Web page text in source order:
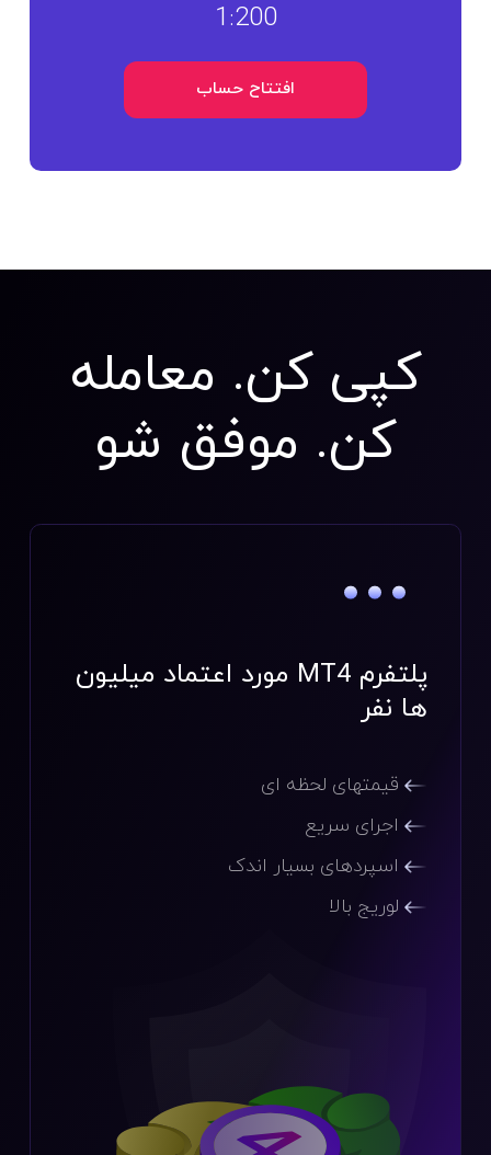
1:200
افتتاح حساب
کپی کن. معامله
کن. موفق شو
پلتفرم MT4
مورد اعتماد میلیون
ها نفر
قیمتهای لحظه ای
اجرای سریع
اسپردهای بسیار اندک
لوریج بالا